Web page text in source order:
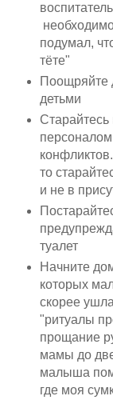
подумал,
тёте"
Поощряйте
детьми
то
и не в
туалет
Начните
которых
скорее
"ритуалы
прощание
мамы до
малыша
где моя